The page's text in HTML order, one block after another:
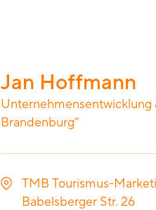
Jan Hoffmann
Unternehmensentwicklung
Brandenburg“
TMB Tourismus-
Babelsberger Str. 26